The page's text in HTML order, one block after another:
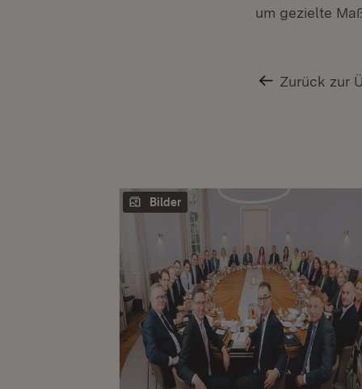
um gezielte
Zurück zur
Bilder